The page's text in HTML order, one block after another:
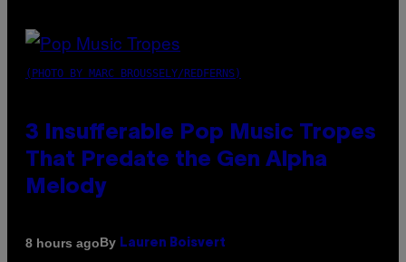
(PHOTO BY MARC BROUSSELY/REDFERNS)
3 Insufferable Pop Music Tropes
That Predate the Gen Alpha
Melody
8 hours agoBy Lauren Boisvert